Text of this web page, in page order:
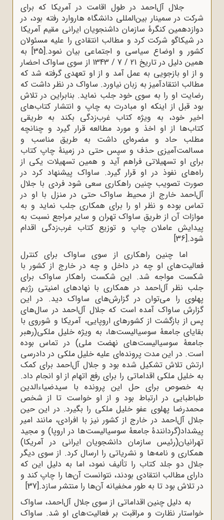
جلال آل‌احمد در طول اقامت در آمریکا که برای
شرکت در سمینار بین‌المللی دانشگاه هاروارد رفته بود، در
دوازدهمین کنگرۀ سازمان داشنجویان ایرانی مقیم آمریکا
در شیکاگو شرکت کرد و مطالب انتقادی را علیه مسئولان
کشور و اوضاع سیاسی و اجتماعی بیان نمود.[35] به
همین دلیل در تاریخ 21 / 7 / 1343 از سوی ساواک احضار
و از او بازجویی به عمل آمد و از او تعهدی گرفته شد که
مطالب انتقادآمیز به زبان نیاورد. ساواک در نظر داشت که
رضایت او را به سوی خود جلب نماید. بنابراین در تلاش
بود قبل از اینکه او مبادرت به چاپ و انتشار کتاب‌های
اخیر خود، به ویژه کتاب غرب‌زدگی بکند به طریقی
کتاب‌ها از او اخذ و مورد مطالعه قرار گیرد و چنانچه
مطلب حاد و مضره‌ای داشت به طریق مناسب و
مسالمت‌آمیزی حذف و سپس حتی در زمینۀ چاپ کتاب
برای او تسهیلاتی فراهم آید و همین تسهیلات یکی از
راه‌های نفوذ در او قرار گیرد. ساواک پیشنهاد کرد در
صورت تصویب چنین راهکاری سعی شود فردی با جلال
آل‌احمد خارج از محیط ساواک حتی در منزل با او در
تماس بوده و نظر او را برای همکاری جلب نماید و به
موازات آن از طریق ساواک تهران و سایر مراجع نسبت به
پیدایش عاملان چاپ و توزیع کتاب غرب‌زدگی اقدام
شود.[36]
اما چنین راهکاری از سوی ساواک برای کنترل
فعالیت‌های او چه در داخل و چه در خارج از کشور با
شکست مواجه شد. این شکست راهکار ساواک برای
جلب نظر آل‌احمد در همکاری با نهادهای امنیتی رژیم
پهلوی را می‌توان در گزارش‌های ساواک دید. در این
گزارش ساواک آمده است که جلال آل‌احمد در سال‌های
پس از بازگشت از کشورهای اروپایی، آمریکا و شوروی با
بقایای جامعۀ سوسیالیست‌ها، به ویژه خلیل ملکی(رهبر
جامعۀ سوسیالیست‌های نهضت ملی) در تماس بوده
است. در این مدت پرونده‌ای علیه خلیل ملکی در دادرسی
ارتش تلاش تشکیل شده بود و جلال آل‌احمد برای کمک
به خلیل ملکی اقداماتی را برای رفع اتهام از او انجام داد.
به خصوص برای حل این پرونده با سیدضیاء‌الدین
طباطبایی در ارتباط بود و از او خواست تا از شخص
محمدرضا پهلوی عفو خلیل ملکی را بگیرد. در این حین
جلال آل‌احمد در خارج از کشور نیز با افرادی، مانند امیر
پیشداد(گردانندۀ جامعۀ سوسیالیست‌ها در اروپا) و مجید
تهرانیان(رئیس سازمان دانشجویان ایرانی در آمریکا)
همکاری و نامه‌ها و نشریاتی را ارسال کرد. از سوی دیگر
جلال دو جلد کتاب را تألیف نمود، اما به دلیل این که
دارای مطالب انتقادی بودند، نتوانست آن‌ها را چاپ کند و
در تلاش بود تا به طور مخفیانه آن‌ها را منتشر سازد.[37]
به دلیل چنین اقداماتی از سوی جلال آل‌احمد، ساواک
خواستار نظارت و مراقبت بر فعالیت‌های او شد. ساواک